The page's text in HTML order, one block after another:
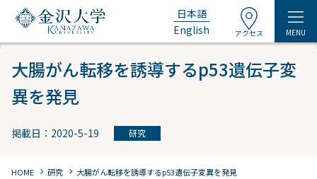
日本語
English
アクセス MENU
大腸がん転移を誘導するp53遺伝子変
異を発見
掲載日：2020-5-19 研究
HOME chevron_right 研究 chevron_right 大腸がん転移を誘導するp53遺伝子変異を発見